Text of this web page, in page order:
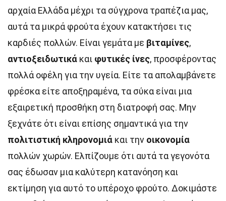
αρχαία Ελλάδα μέχρι τα σύγχρονα τραπέζια μας,
αυτά τα μικρά φρούτα έχουν κατακτήσει τις
καρδιές πολλών. Είναι γεμάτα με βιταμίνες,
αντιοξειδωτικά και φυτικές ίνες, προσφέροντας
πολλά οφέλη για την υγεία. Είτε τα απολαμβάνετε
φρέσκα είτε αποξηραμένα, τα σύκα είναι μια
εξαιρετική προσθήκη στη διατροφή σας. Μην
ξεχνάτε ότι είναι επίσης σημαντικά για την
πολιτιστική κληρονομιά και την οικονομία
πολλών χωρών. Ελπίζουμε ότι αυτά τα γεγονότα
σας έδωσαν μια καλύτερη κατανόηση και
εκτίμηση για αυτό το υπέροχο φρούτο. Δοκιμάστε